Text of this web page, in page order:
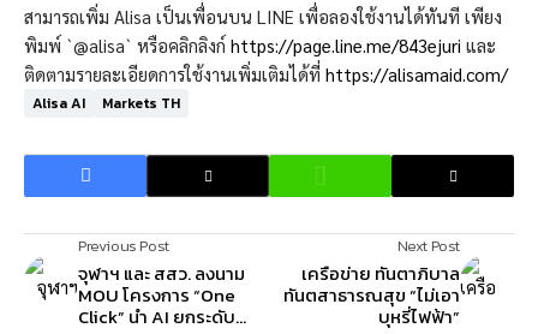
สามารถเพิ่ม Alisa เป็นเพื่อนบน LINE เพื่อลองใช้งานได้ทันที เพียง
พิมพ์ `@alisa` หรือคลิกลิงก์ https://page.line.me/843ejuri และ
ติดตามรายละเอียดการใช้งานเพิ่มเติมได้ที่ https://alisamaid.com/
Alisa AI Markets TH
Previous Post
จุฬาฯ และ สสว. ลงนาม
MOU โครงการ “One
Click” นำ AI ยกระดับ
Next Post
เครือข่าย ทันตาภิบาล
ทันตสาธารณสุข “ไม่เอา
บุหรี่ไฟฟ้า”